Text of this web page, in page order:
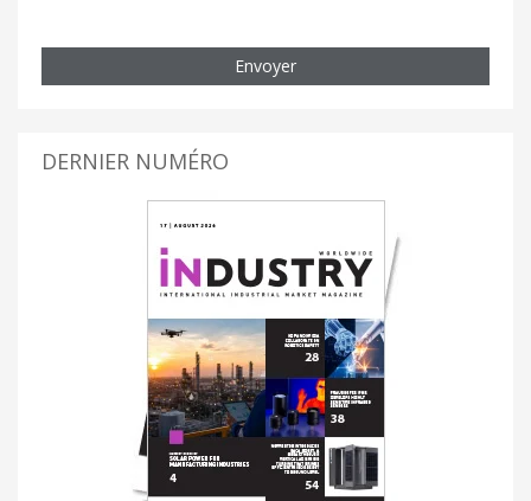
Envoyer
DERNIER NUMÉRO